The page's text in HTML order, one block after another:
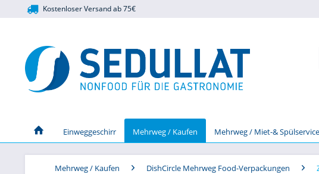
Kostenloser Versand ab 75€
Einweggeschirr Mehrweg / Kaufen Mehrweg / Miet-& Spülservice
Mehrweg / Kaufen DishCircle Mehrweg Food-Verpackungen